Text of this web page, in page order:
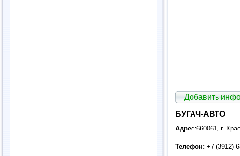
Добавить
БУГАЧ-АВТО
Адрес:660061, г.
Телефон: +7 (3912)